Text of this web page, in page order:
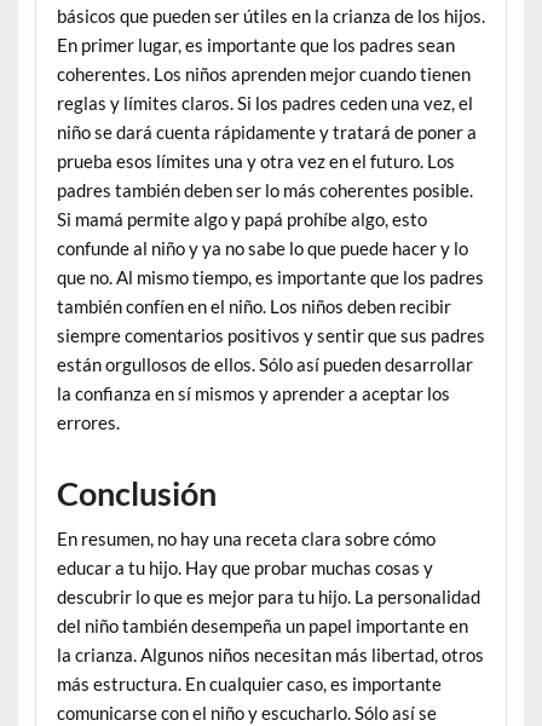
básicos que pueden ser útiles en la crianza de los hijos.
En primer lugar, es importante que los padres sean
coherentes. Los niños aprenden mejor cuando tienen
reglas y límites claros. Si los padres ceden una vez, el
niño se dará cuenta rápidamente y tratará de poner a
prueba esos límites una y otra vez en el futuro. Los
padres también deben ser lo más coherentes posible.
Si mamá permite algo y papá prohíbe algo, esto
confunde al niño y ya no sabe lo que puede hacer y lo
que no. Al mismo tiempo, es importante que los padres
también confíen en el niño. Los niños deben recibir
siempre comentarios positivos y sentir que sus padres
están orgullosos de ellos. Sólo así pueden desarrollar
la confianza en sí mismos y aprender a aceptar los
errores.
Conclusión
En resumen, no hay una receta clara sobre cómo
educar a tu hijo. Hay que probar muchas cosas y
descubrir lo que es mejor para tu hijo. La personalidad
del niño también desempeña un papel importante en
la crianza. Algunos niños necesitan más libertad, otros
más estructura. En cualquier caso, es importante
comunicarse con el niño y escucharlo. Sólo así se